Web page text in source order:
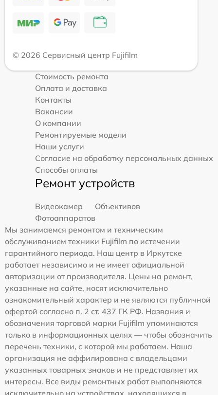
© 2026 Сервисный центр Fujifilm
Стоимость ремонта
Оплата и доставка
Контакты
Вакансии
О компании
Ремонтируемые модели
Наши услуги
Согласие на обработку персональных данных
Способы оплаты
Ремонт устройств
Видеокамер
Объективов
Фотоаппаратов
Мы занимаемся ремонтом и техническим
обслуживанием техники Fujifilm по истечении
гарантийного периода. Наш центр в Иркутске
работает независимо и не имеет официальной
авторизации от производителя. Цены на ремонт,
указанные на сайте, носят исключительно
ознакомительный характер и не являются публичной
офертой согласно п. 2 ст. 437 ГК РФ. Названия и
обозначения торговой марки Fujifilm упоминаются
только в информационных целях — чтобы обозначить
перечень техники, с которой мы работаем. Наша
организация не аффилирована с владельцами
указанных товарных знаков и не представляет их
интересы. Все виды ремонтных работ выполняются